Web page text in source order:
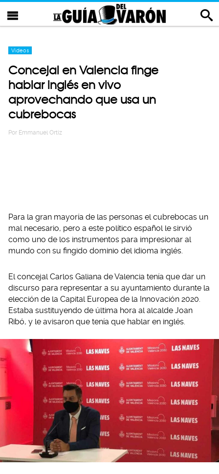
Videos
Concejal en Valencia finge
hablar inglés en vivo
aprovechando que usa un
cubrebocas
Por Emmanuel Ortiz
Para la gran mayoría de las personas el cubrebocas un
mal necesario, pero a este político español le sirvió
como uno de los instrumentos para impresionar al
mundo con su fingido dominio del idioma inglés.
El concejal Carlos Galiana de Valencia tenía que dar un
discurso para representar a su ayuntamiento durante la
elección de la Capital Europea de la Innovación 2020.
Estaba sustituyendo de última hora al alcalde Joan
Ribó, y le avisaron que tenía que hablar en inglés.